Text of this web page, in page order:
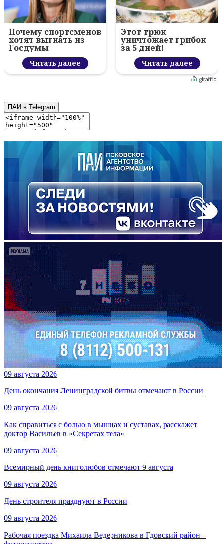
Почему спортсменов
хотят выгнать из
Госдумы
Читать далее
Этот трюк
уничтожает грибок
за 5 дней!
Читать далее
ПАИ в Telegram
09 августа 2026
День окончания Ленинградской битвы отмечают в России
09 августа 2026
Как справиться с болью в мышцах и суставах, расскажет
доктор Васильев в «Секретах тела»
09 августа 2026
Всемирный день книголюбов отмечают 9 августа
09 августа 2026
День строителя празднуют в России
09 августа 2026
Рабочая поездка Михаила Ведерникова в Гдовский район –